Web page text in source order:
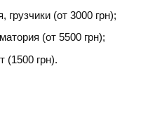
грузчики (от 3000 грн);
(от 5500 грн);
(1500 грн).